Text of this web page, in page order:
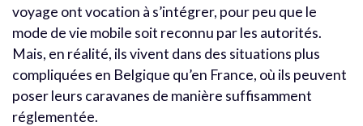
voyage ont vocation à s’intégrer, pour peu que le
mode de vie mobile soit reconnu par les autorités.
Mais, en réalité, ils vivent dans des situations plus
compliquées en Belgique qu’en France, où ils peuvent
poser leurs caravanes de manière suffisamment
réglementée.